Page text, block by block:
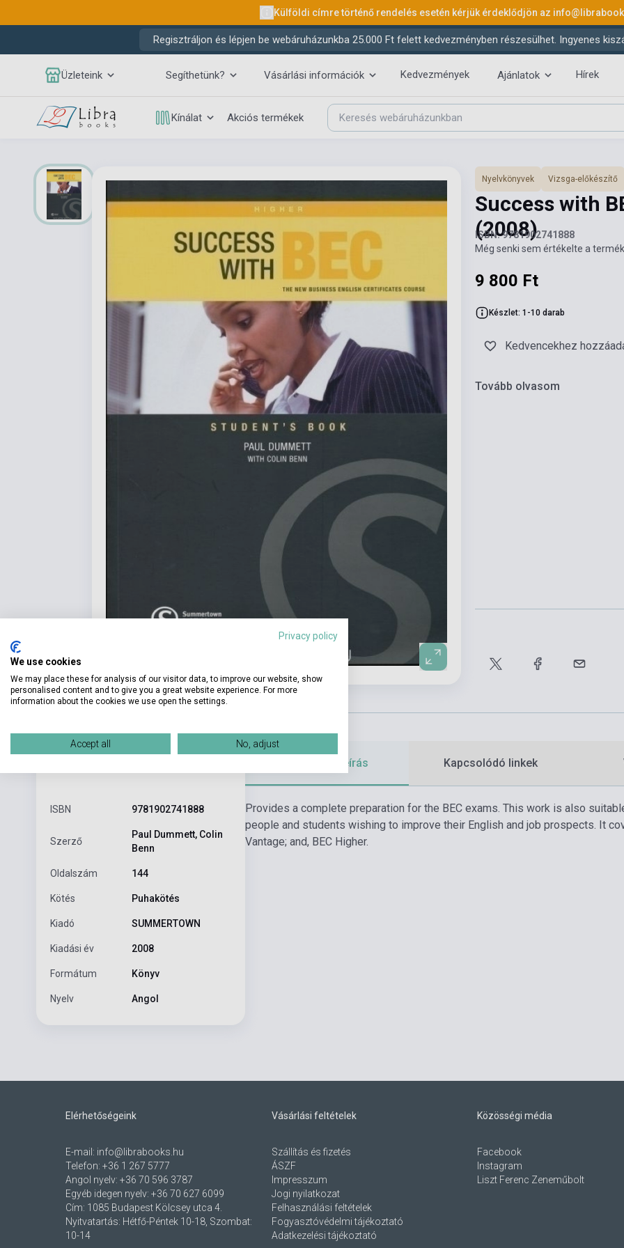
Külföldi címre történő rendelés esetén kérjük érdeklődjön az
Regisztráljon és lépjen be webáruházunkba 25.000 Ft felett kedvezményben részesülhet. Ingyenes
Üzleteink Segíthetünk? Vásárlási információk Kedvezmények Ajánlatok Hírek
Kínálat Akciós termékek
Nyelvkönyvek Vizsga-előkészítő
Success with
(2008)
ISBN: 9781902741888
Még senki sem értékelte a
9 800 Ft
Készlet: 1-10 darab
Kedvencekhez
Tovább olvasom
ISBN 9781902741888
Szerző
Paul Dummett, Colin
Benn
Oldalszám 144
Kötés Puhakötés
Kiadó SUMMERTOWN
Kiadási év 2008
Formátum Könyv
Nyelv Angol
Részletes leírás Kapcsolódó linkek
Provides a complete preparation for the BEC exams. This work is also
people and students wishing to improve their English and job prospects. It
Vantage; and, BEC Higher.
Elérhetőségeink
E-mail: info@librabooks.hu
Telefon: +36 1 267 5777
Angol nyelv: +36 70 596 3787
Egyéb idegen nyelv: +36 70 627 6099
Cím: 1085 Budapest Kölcsey utca 4.
Nyitvatartás: Hétfő-Péntek 10-18, Szombat:
10-14
Vásárlási feltételek
Szállítás és fizetés
ÁSZF
Impresszum
Jogi nyilatkozat
Felhasználási feltételek
Fogyasztóvédelmi tájékoztató
Adatkezelési tájékoztató
Közösségi média
Facebook
Instagram
Liszt Ferenc Zeneműbolt
Privacy policy
We use cookies
We may place these for analysis of our visitor data, to improve our website, show
personalised content and to give you a great website experience. For more
information about the cookies we use open the settings.
Accept all No, adjust